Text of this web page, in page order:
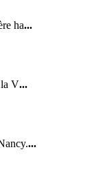
ha...
la V...
...